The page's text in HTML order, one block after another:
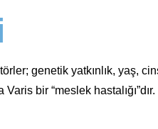
genetik yatkınlık, yaş,
bir “meslek hastalığı”dır.